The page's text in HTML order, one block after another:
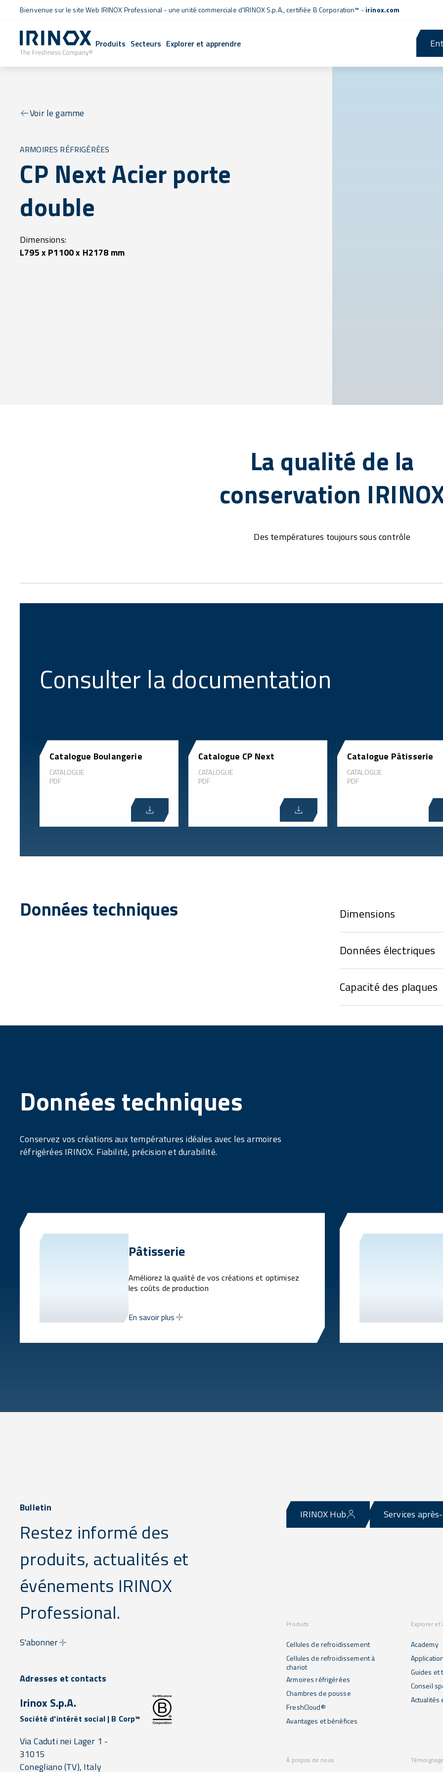
Bienvenue sur le site Web IRINOX Professional - une unité commerciale d'IRINOX S.p.A.,certifiée B Corporation™ -irinox.com
Produits Secteurs Explorer et apprendre
Voir le gamme
ARMOIRES RÉFRIGÉRÉES
CP Next Acier porte
double
Dimensions:
L795 x P1100 x H2178 mm
La qualité de la
conservation
Des températures toujours sous contrôle
Consulter la documentation
Catalogue Boulangerie
CATALOGUE
PDF
Catalogue CP Next
CATALOGUE
PDF
Catalogue Pâtisserie
CATALOGUE
PDF
Données techniques Dimensions
Données électriques
Capacité des plaques
Données techniques
Conservez vos créations aux températures idéales avec les armoires
réfrigérées IRINOX. Fiabilité, précision et durabilité.
Pâtisserie
Améliorez la qualité de vos créations et optimisez
les coûts de production
En savoir plus
Bulletin
Restez informé des
produits, actualités et
événements IRINOX
Professional.
S'abonner
IRINOX Hub Services
Produits
Cellules de refroidissement
Cellules de refroidissement à
chariot
Armoires réfrigérées
Chambres de pousse
FreshCloud®
Avantages et bénéfices
Explorer
Academy
Guides et
Conseil
Actualités
À propos de nous
Adresses et contacts
Irinox S.p.A.
Société d'intérêt social | B Corp™
Via Caduti nei Lager 1 -
31015
Conegliano(TV), Italy